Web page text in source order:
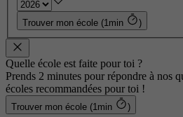
Trouver mon école (1min )
Quelle école est faite pour toi ?
Prends 2 minutes pour répondre à nos
écoles recommandées pour toi !
Trouver mon école (1min )